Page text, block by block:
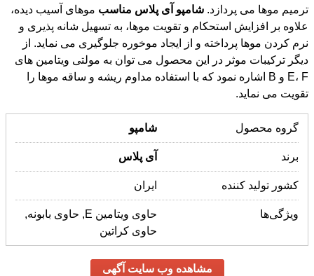
ترمیم موها می پردازد. شامپو آی پلاس مناسب موهای آسیب دیده،
علاوه بر افزایش استحکام و تقویت موها، به تسهیل شانه پذیری و
نرم کردن موها پرداخته و از ایجاد موخوره جلوگیری می نماید. از
دیگر ترکیبات موثر در این محصول می توان به مولتی ویتامین های
E، F و B اشاره نمود که با استفاده مداوم ریشه و ساقه موها را
تقویت می نماید.
گروه محصول شامپو
برند آی پلاس
کشور تولید کننده ایران
ویژگی‌ها
حاوی ویتامین E, حاوی بابونه,
حاوی کراتین
مشاهده وب سایت آگهی